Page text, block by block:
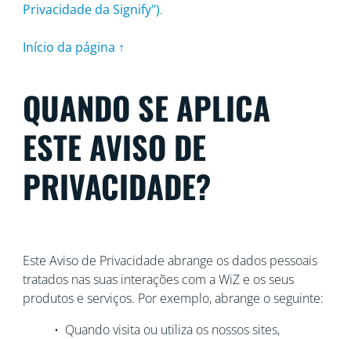
Privacidade da Signify").
Início da página ↑
QUANDO SE APLICA
ESTE AVISO DE
PRIVACIDADE?
Este Aviso de Privacidade abrange os dados pessoais
tratados nas suas interações com a WiZ e os seus
produtos e serviços. Por exemplo, abrange o seguinte:
• Quando visita ou utiliza os nossos sites,